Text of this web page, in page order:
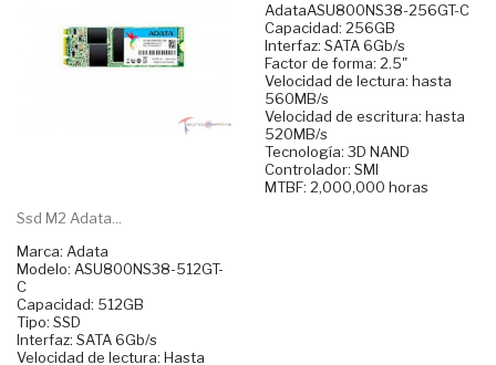
Ssd M2 Adata...
Marca: Adata
Modelo: ASU800NS38-512GT-
C
Capacidad: 512GB
Tipo: SSD
Interfaz: SATA 6Gb/s
Velocidad de lectura: Hasta
AdataASU800NS38-256GT-C
Capacidad: 256GB
Interfaz: SATA 6Gb/s
Factor de forma: 2.5"
Velocidad de lectura: hasta
560MB/s
Velocidad de escritura: hasta
520MB/s
Tecnología: 3D NAND
Controlador: SMI
MTBF: 2,000,000 horas